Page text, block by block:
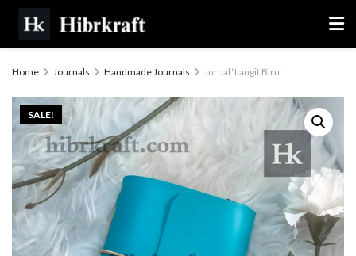
Home Journals Handmade Journals Jurnal ‘Langit Biru’
SALE!